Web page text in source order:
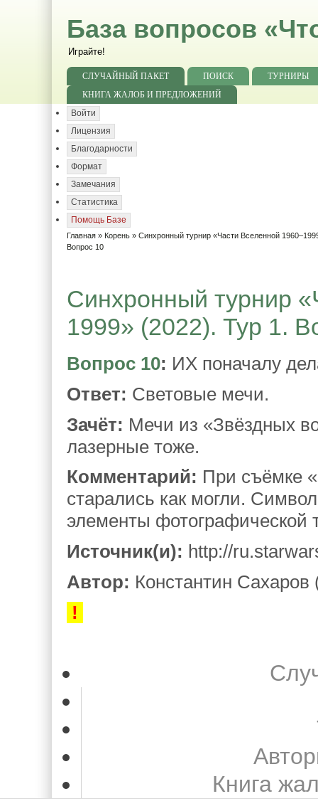
База вопросов
Играйте!
СЛУЧАЙНЫЙ ПАКЕТ ПОИСК
ТУРНИРЫ
КНИГА ЖАЛОБ И ПРЕДЛОЖЕНИЙ
Войти
Лицензия
Благодарности
Формат
Замечания
Статистика
Помощь Базе
Главная » Корень » Синхронный турнир «Части Вселенной
Вопрос 10
Синхронный турнир
1999» (2022). Тур 1.
Вопрос 10: ИХ поначалу
Ответ: Световые мечи.
Зачёт: Мечи из «Звёздных
лазерные тоже.
Комментарий: При съёмке
старались как могли.
элементы фотографической
Источник(и): http://
Автор: Константин Сахаров
!
Книга